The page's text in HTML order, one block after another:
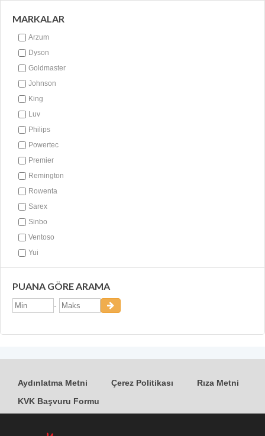
MARKALAR
Arzum
Dyson
Goldmaster
Johnson
King
Luv
Philips
Powertec
Premier
Remington
Rowenta
Sarex
Sinbo
Ventoso
Yui
PUANA GÖRE ARAMA
-
Aydınlatma Metni Çerez Politikası
Rıza Metni
KVK Başvuru Formu